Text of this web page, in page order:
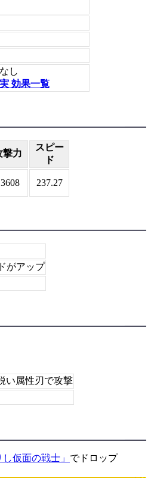
し
効果一覧
撃力
スピー
ド
237.27
がアップ
い属性刃で攻撃
し仮面の戦士」 でドロップ